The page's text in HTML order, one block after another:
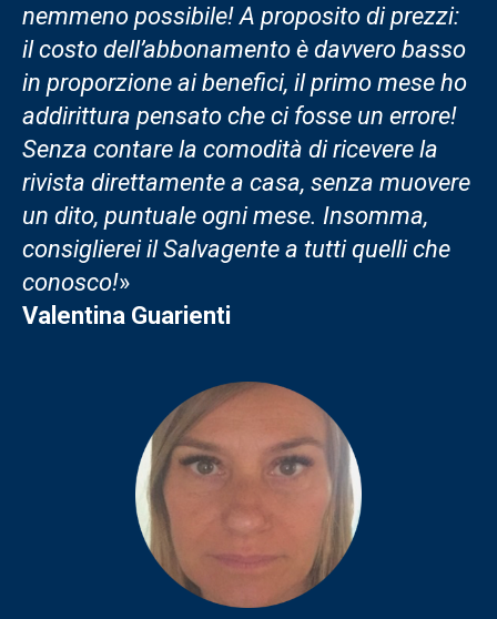
nemmeno possibile! A proposito di prezzi:
il costo dell’abbonamento è davvero basso
in proporzione ai benefici, il primo mese ho
addirittura pensato che ci fosse un errore!
Senza contare la comodità di ricevere la
rivista direttamente a casa, senza muovere
un dito, puntuale ogni mese. Insomma,
consiglierei il Salvagente a tutti quelli che
conosco!»
Valentina Guarienti